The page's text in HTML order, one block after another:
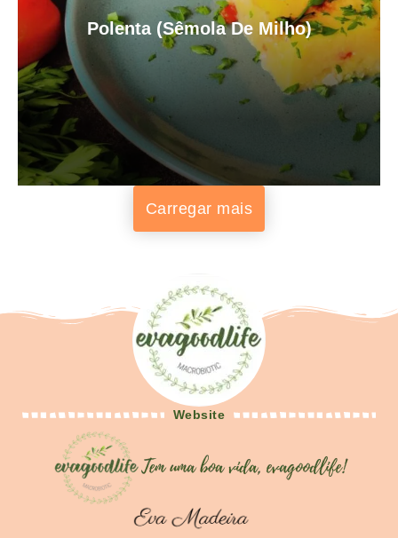
Polenta (sêmola De Milho)
Carregar mais
Website